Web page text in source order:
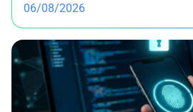
06/08/2026